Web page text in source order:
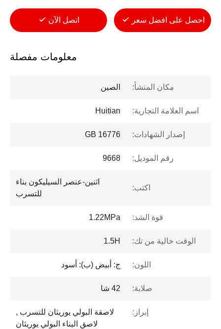
احصل على افضل سعر اتصل الآن
معلومات مفصلة
مكان المنشأ: الصين
اسم العلامة التجارية: Huitian
إصدار الشهادات: GB 16776
رقم الموديل: 9668
اكتب:
اثنين-عنصر السيليكون بناء
للتسرب
قوة الشد: 1.22MPa
الوقت خالية من تك: 1.5H
اللون: ج: أبيض (ب): أسود
صلابة: 42 شا
إبراز:
لاصقة البولي يوريثان للتسرب ,
لاصق البناء البولي يوريثان